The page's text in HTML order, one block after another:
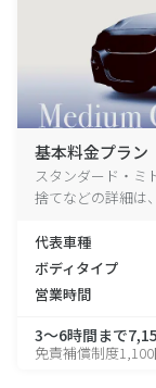
基本料金プラン
スタンダード・ミ
捨てなどの詳細は
代表車種
ボディタイプ
営業時間
3～6時間まで
免責補償制度